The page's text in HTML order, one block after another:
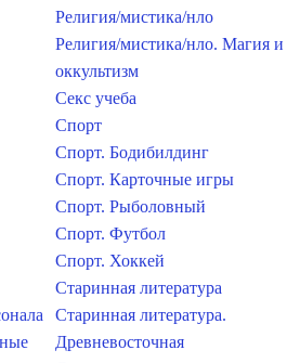
Религия/мистика/нло
Религия/мистика/нло. Магия и
оккультизм
Секс учеба
Спорт
Спорт. Бодибилдинг
Спорт. Карточные игры
Спорт. Рыболовный
Спорт. Футбол
Спорт. Хоккей
Старинная литература
Старинная литература.
Древневосточная